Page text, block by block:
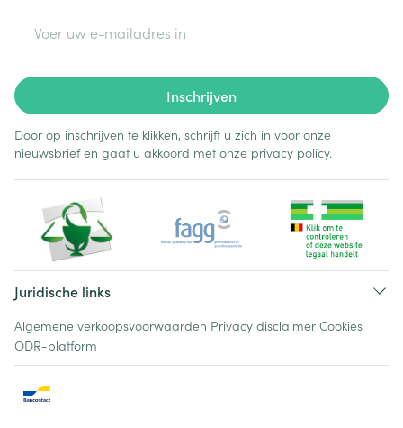
Inschrijven
Door op inschrijven te klikken, schrijft u zich in voor onze
nieuwsbrief en gaat u akkoord met onze privacy policy.
Juridische links
Algemene verkoopsvoorwaarden Privacy disclaimer Cookies
ODR-platform